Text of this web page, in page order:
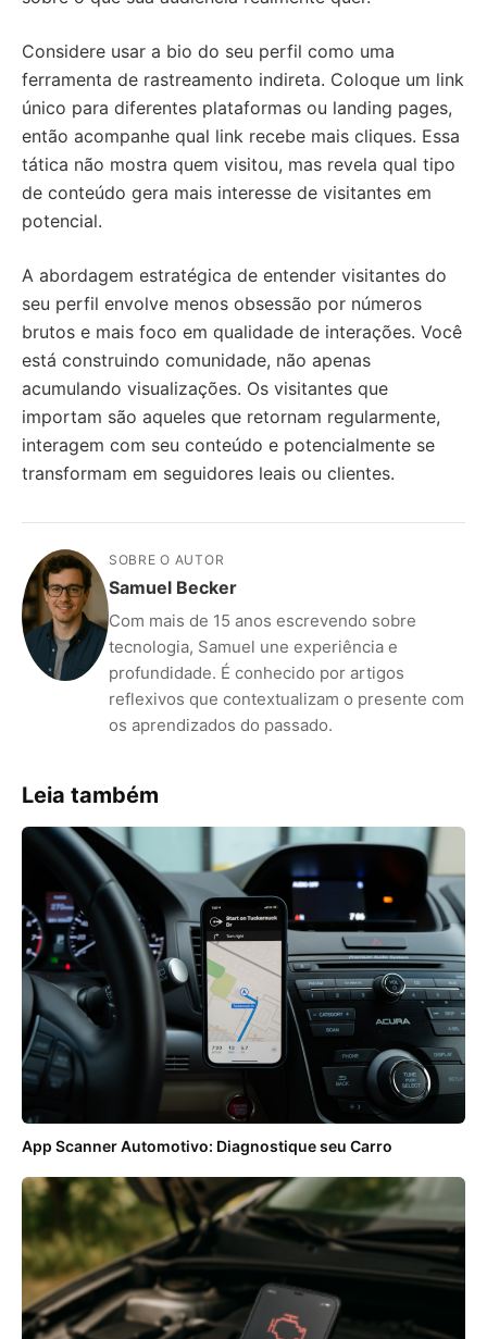
Considere usar a bio do seu perfil como uma
ferramenta de rastreamento indireta. Coloque um link
único para diferentes plataformas ou landing pages,
então acompanhe qual link recebe mais cliques. Essa
tática não mostra quem visitou, mas revela qual tipo
de conteúdo gera mais interesse de visitantes em
potencial.
A abordagem estratégica de entender visitantes do
seu perfil envolve menos obsessão por números
brutos e mais foco em qualidade de interações. Você
está construindo comunidade, não apenas
acumulando visualizações. Os visitantes que
importam são aqueles que retornam regularmente,
interagem com seu conteúdo e potencialmente se
transformam em seguidores leais ou clientes.
SOBRE O AUTOR
Samuel Becker
Com mais de 15 anos escrevendo sobre
tecnologia, Samuel une experiência e
profundidade. É conhecido por artigos
reflexivos que contextualizam o presente com
os aprendizados do passado.
Leia também
App Scanner Automotivo: Diagnostique seu Carro